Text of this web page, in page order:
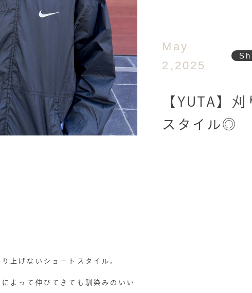
May
2,2025
【YUTA】
スタイル◎
上げないショートスタイル。
よって伸びてきても馴染みのいい